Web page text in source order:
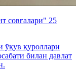
совғалари" 25
ўқув қуроллари
билан давлат